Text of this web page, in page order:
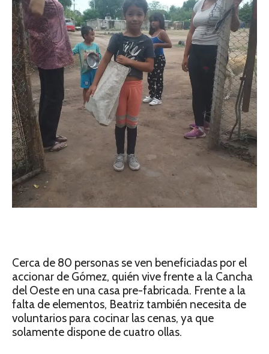
Cerca de 80 personas se ven beneficiadas por el
accionar de Gómez, quién vive frente a la Cancha
del Oeste en una casa pre-fabricada. Frente a la
falta de elementos, Beatriz también necesita de
voluntarios para cocinar las cenas, ya que
solamente dispone de cuatro ollas.